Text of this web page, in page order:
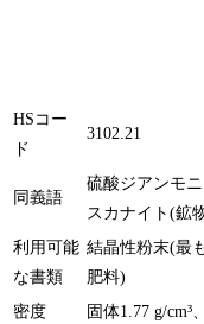
HSコー
ド
3102.21
同義語
硫酸ジアンモ
スカナイト(鉱
利用可能
な書類
結晶性粉末(最
肥料)
密度
固体1.77 g/cm³